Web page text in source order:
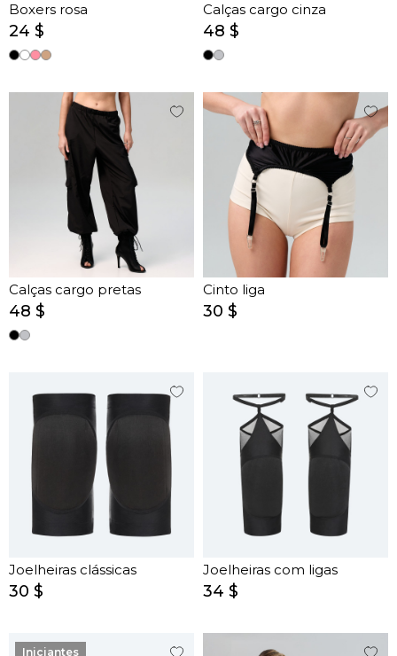
Boxers rosa
24 $
Calças cargo cinza
48 $
Calças cargo pretas
48 $
Cinto liga
30 $
Joelheiras clássicas
30 $
Joelheiras com ligas
34 $
Iniciantes